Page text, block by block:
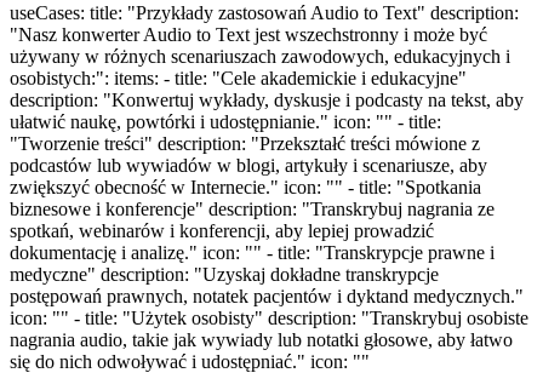
useCases: title: "Przykłady zastosowań Audio to Text" description:
"Nasz konwerter Audio to Text jest wszechstronny i może być
używany w różnych scenariuszach zawodowych, edukacyjnych i
osobistych:": items: - title: "Cele akademickie i edukacyjne"
description: "Konwertuj wykłady, dyskusje i podcasty na tekst, aby
ułatwić naukę, powtórki i udostępnianie." icon: "" - title:
"Tworzenie treści" description: "Przekształć treści mówione z
podcastów lub wywiadów w blogi, artykuły i scenariusze, aby
zwiększyć obecność w Internecie." icon: "" - title: "Spotkania
biznesowe i konferencje" description: "Transkrybuj nagrania ze
spotkań, webinarów i konferencji, aby lepiej prowadzić
dokumentację i analizę." icon: "" - title: "Transkrypcje prawne i
medyczne" description: "Uzyskaj dokładne transkrypcje
postępowań prawnych, notatek pacjentów i dyktand medycznych."
icon: "" - title: "Użytek osobisty" description: "Transkrybuj osobiste
nagrania audio, takie jak wywiady lub notatki głosowe, aby łatwo
się do nich odwoływać i udostępniać." icon: ""